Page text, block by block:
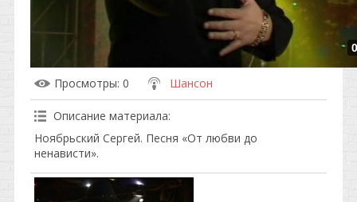
Просмотры: 0 Шансон
Описание материала:
Ноябрьский Сергей. Песня «От любви до
ненависти».